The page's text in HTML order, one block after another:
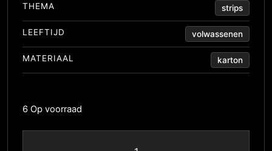
THEMA strips
LEEFTIJD volwassenen
MATERIAAL karton
6 Op voorraad